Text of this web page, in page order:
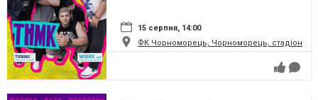
15 серпня, 14:00
ФК Чорноморець, Чорноморець, стадіон